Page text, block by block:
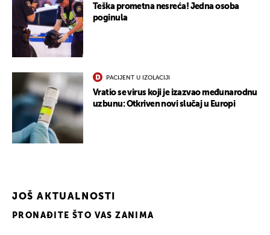
Teška prometna nesreća! Jedna osoba
poginula
PACIJENT U IZOLACIJI
Vratio se virus koji je izazvao međunarodnu
uzbunu: Otkriven novi slučaj u Europi
JOŠ AKTUALNOSTI
PRONAĐITE ŠTO VAS ZANIMA